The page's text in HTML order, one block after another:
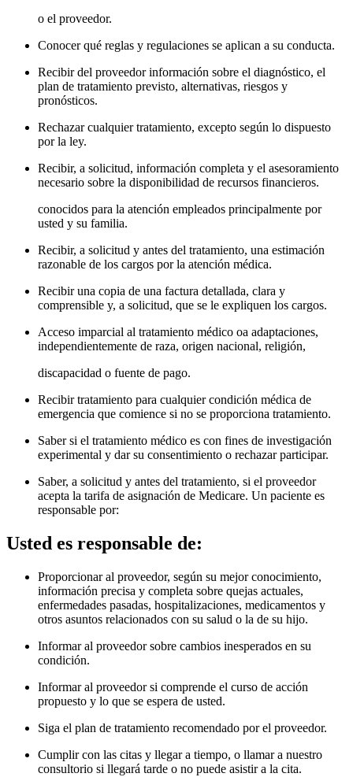
o el proveedor.
Conocer qué reglas y regulaciones se aplican a su conducta.
Recibir del proveedor información sobre el diagnóstico, el
plan de tratamiento previsto, alternativas, riesgos y
pronósticos.
Rechazar cualquier tratamiento, excepto según lo dispuesto
por la ley.
Recibir, a solicitud, información completa y el asesoramiento
necesario sobre la disponibilidad de recursos financieros.
conocidos para la atención empleados principalmente por
usted y su familia.
Recibir, a solicitud y antes del tratamiento, una estimación
razonable de los cargos por la atención médica.
Recibir una copia de una factura detallada, clara y
comprensible y, a solicitud, que se le expliquen los cargos.
Acceso imparcial al tratamiento médico oa adaptaciones,
independientemente de raza, origen nacional, religión,
discapacidad o fuente de pago.
Recibir tratamiento para cualquier condición médica de
emergencia que comience si no se proporciona tratamiento.
Saber si el tratamiento médico es con fines de investigación
experimental y dar su consentimiento o rechazar participar.
Saber, a solicitud y antes del tratamiento, si el proveedor
acepta la tarifa de asignación de Medicare. Un paciente es
responsable por:
Usted es responsable de:
Proporcionar al proveedor, según su mejor conocimiento,
información precisa y completa sobre quejas actuales,
enfermedades pasadas, hospitalizaciones, medicamentos y
otros asuntos relacionados con su salud o la de su hijo.
Informar al proveedor sobre cambios inesperados en su
condición.
Informar al proveedor si comprende el curso de acción
propuesto y lo que se espera de usted.
Siga el plan de tratamiento recomendado por el proveedor.
Cumplir con las citas y llegar a tiempo, o llamar a nuestro
consultorio si llegará tarde o no puede asistir a la cita.